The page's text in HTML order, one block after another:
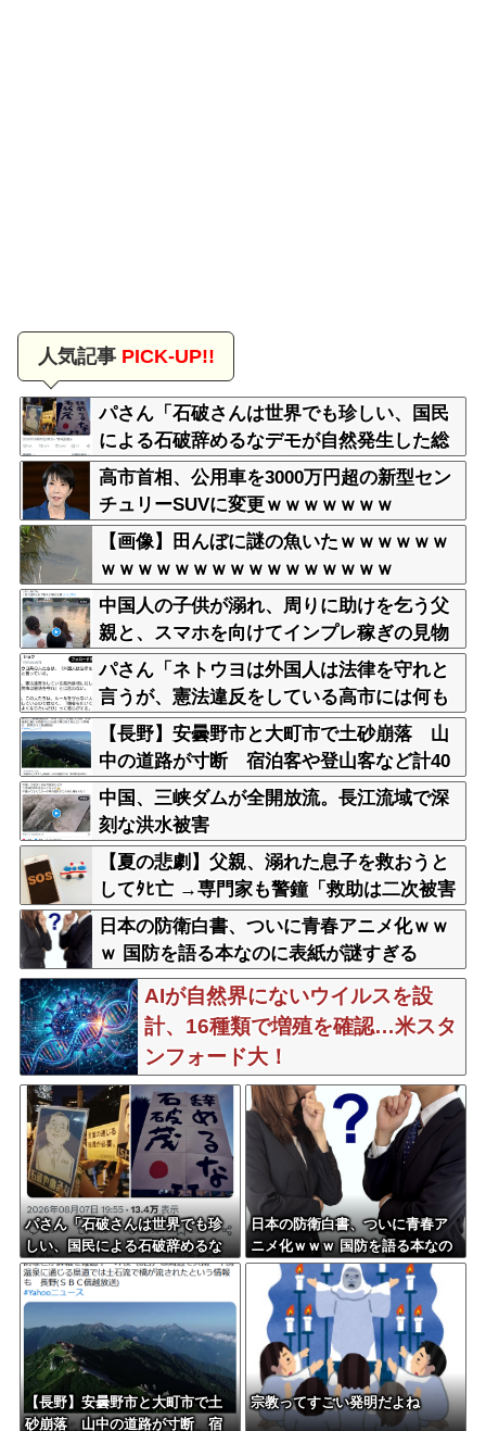
人気記事PICK-UP!!
パさん「石破さんは世界でも珍しい、国民
による石破辞めるなデモが自然発生した総
理大臣です」
高市首相、公用車を3000万円超の新型セン
チュリーSUVに変更ｗｗｗｗｗｗｗ
【画像】田んぼに謎の魚いたｗｗｗｗｗｗ
ｗｗｗｗｗｗｗｗｗｗｗｗｗｗｗｗ
中国人の子供が溺れ、周りに助けを乞う父
親と、スマホを向けてインプレ稼ぎの見物
人
パさん「ネトウヨは外国人は法律を守れと
言うが、憲法違反をしている高市には何も
言わない」
【長野】安曇野市と大町市で土砂崩落 山
中の道路が寸断 宿泊客や登山客など計40
0人近くが孤立か 土石流で橋が流されたと
の情報も
中国、三峡ダムが全開放流。長江流域で深
刻な洪水被害
【夏の悲劇】父親、溺れた息子を救おうと
してﾀﾋ亡 →専門家も警鐘「救助は二次被害
が多い」
日本の防衛白書、ついに青春アニメ化ｗｗ
ｗ 国防を語る本なのに表紙が謎すぎる
AIが自然界にないウイルスを設
計、16種類で増殖を確認…米スタ
ンフォード大！
パさん「石破さんは世界でも珍
しい、国民による石破辞めるな
デモが自然発生した総理大臣で
す」
日本の防衛白書、ついに青春ア
ニメ化ｗｗｗ 国防を語る本なの
に表紙が謎すぎる
【長野】安曇野市と大町市で土
砂崩落 山中の道路が寸断 宿
宗教ってすごい発明だよね